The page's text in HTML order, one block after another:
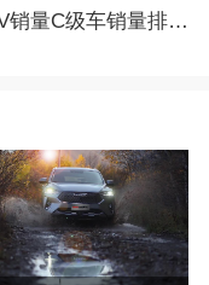
量C级车销量排行榜